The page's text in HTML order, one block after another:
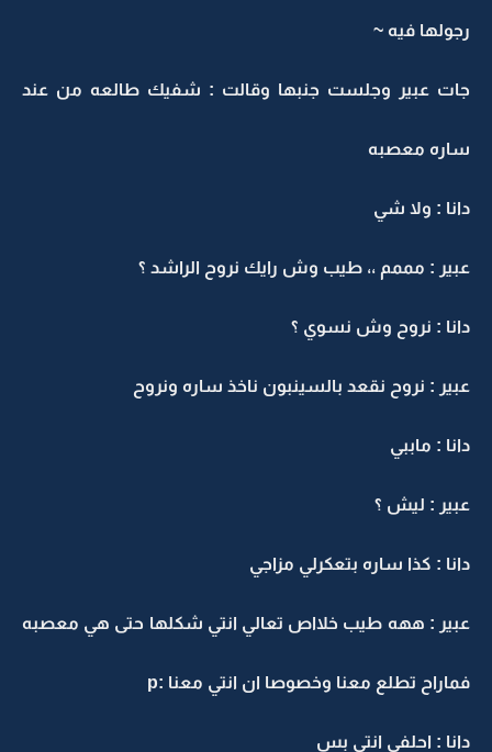
رجولها فيه ~
جات عبير وجلست جنبها وقالت : شفيك طالعه من عند
ساره معصبه
دانا : ولا شي
عبير : مممم ،، طيب وش رايك نروح الراشد ؟
دانا : نروح وش نسوي ؟
عبير : نروح نقعد بالسينبون ناخذ ساره ونروح
دانا : ماببي
عبير : ليش ؟
دانا : كذا ساره بتعكرلي مزاجي
عبير : ههه طيب خلااص تعالي انتي شكلها حتى هي معصبه
فماراح تطلع معنا وخصوصا ان انتي معنا :p
دانا : احلفي انتي بس